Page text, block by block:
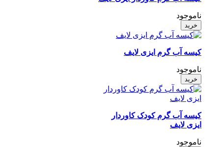
ناموجود
کیسه آب گرم ایزی لایف
ناموجود
کیسه آب گرم کودک کاوردار
ایزی لایف
ناموجود